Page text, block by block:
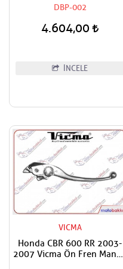
DBP-002
4.604,00
İNCELE
VICMA
Honda CBR 600 RR 2003-
2007 Vicma Ön Fren Maneti